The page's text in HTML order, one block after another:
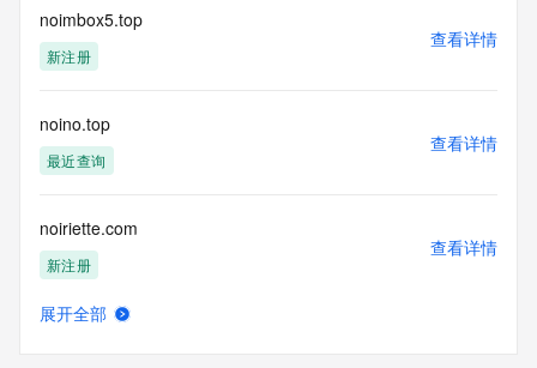
noimbox5.top
新注册
查看详情
noino.top
最近查询
查看详情
noiriette.com
新注册
查看详情
展开全部